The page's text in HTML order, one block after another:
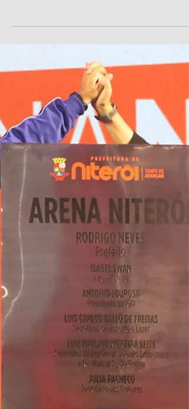
1 min de leitura
Copa do Mundo 2026: confira
Os jogos desta Quarta-Feira
Portugal e Inglaterra entram em campo pela
de grupos A Copa do Mundo de 2026 prossegue
nesta quarta-feira (17) com quatro partidas
válidas pelos grupos K e L. Entre os destaques
rodada estão as estreias de Portugal e
seleções que buscam iniciar a competição com
resultado positivo. O primeiro confronto do dia
será entre Portugal e República Democrática do
Congo, às 14h (horário de Brasília), em Houston,
nos Estados Unidos. A partida é válida pelo
K. N